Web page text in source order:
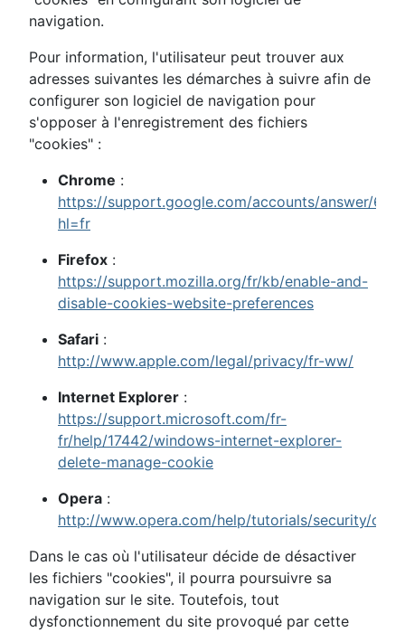
navigation.
Pour information, l'utilisateur peut trouver aux
adresses suivantes les démarches à suivre afin de
configurer son logiciel de navigation pour
s'opposer à l'enregistrement des fichiers
"cookies" :
Chrome :
https://support.google.com/accounts/answer/
hl=fr
Firefox :
https://support.mozilla.org/fr/kb/enable-and-
disable-cookies-website-preferences
Safari :
http://www.apple.com/legal/privacy/fr-ww/
Internet Explorer :
https://support.microsoft.com/fr-
fr/help/17442/windows-internet-explorer-
delete-manage-cookie
Opera :
http://www.opera.com/help/tutorials/security/
Dans le cas où l'utilisateur décide de désactiver
les fichiers "cookies", il pourra poursuivre sa
navigation sur le site. Toutefois, tout
dysfonctionnement du site provoqué par cette